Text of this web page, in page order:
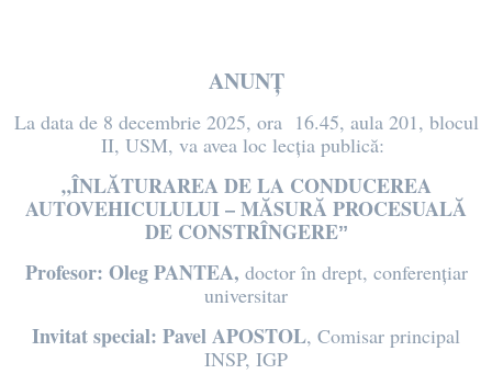
ANUNȚ
La data de 8 decembrie 2025, ora 16.45, aula 201, blocul
II, USM, va avea loc lecția publică:
„ÎNLĂTURAREA DE LA CONDUCEREA
AUTOVEHICULULUI – MĂSURĂ PROCESUALĂ
DE CONSTRÎNGEREˮ
Profesor: Oleg PANTEA, doctor în drept, conferențiar
universitar
Invitat special: Pavel APOSTOL, Comisar principal
INSP, IGP